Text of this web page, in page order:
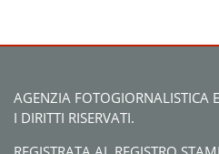
AGENZIA FOTOGIORNALISTICA
I DIRITTI RISERVATI.